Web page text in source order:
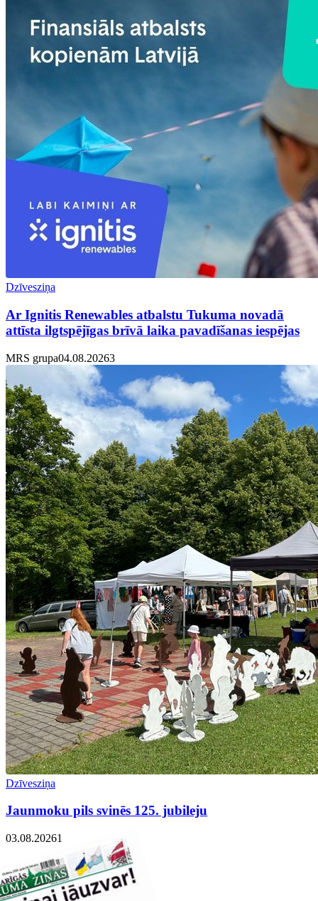
Dzīvesziņa
Ar Ignitis Renewables atbalstu Tukuma novadā
attīsta ilgtspējīgas brīvā laika pavadīšanas iespējas
MRS grupa04.08.20263
Dzīvesziņa
Jaunmoku pils svinēs 125. jubileju
03.08.20261